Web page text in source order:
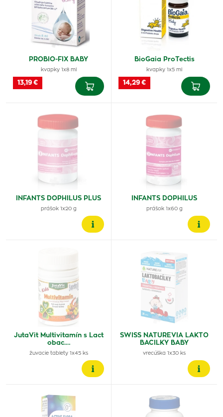
PROBIO-FIX BABY
kvapky 1x8 ml
13,19 €
BioGaia ProTectis
kvapky 1x5 ml
14,29 €
INFANTS DOPHILUS PLUS
prášok 1x20 g
INFANTS DOPHILUS
prášok 1x60 g
JutaVit Multivitamín s Lact
obac.…
žuvacie tablety 1x45 ks
SWISS NATUREVIA LAKTO
BACILKY BABY
vrecúška 1x30 ks